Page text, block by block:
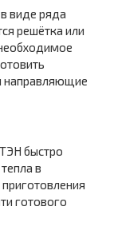
виде ряда
решётка или
направляющие
быстро
в
готового